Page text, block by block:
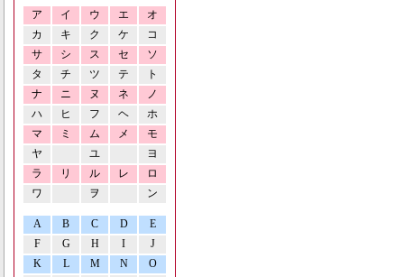
ア イ ウ エ
オ
カ
キ ク ケ
コ
サ
シ ス セ
ソ
タ
チ ツ テ
ト
ナ
ニ ヌ ネ
ノ
ハ
ヒ フ ヘ
ホ
マ
ミ ム メ
モ
ヤ
ユ
ヨ
ラ
リ ル レ
ロ
ワ
ヲ ン
A B C D
E
F
G H I
J
K
L M N O